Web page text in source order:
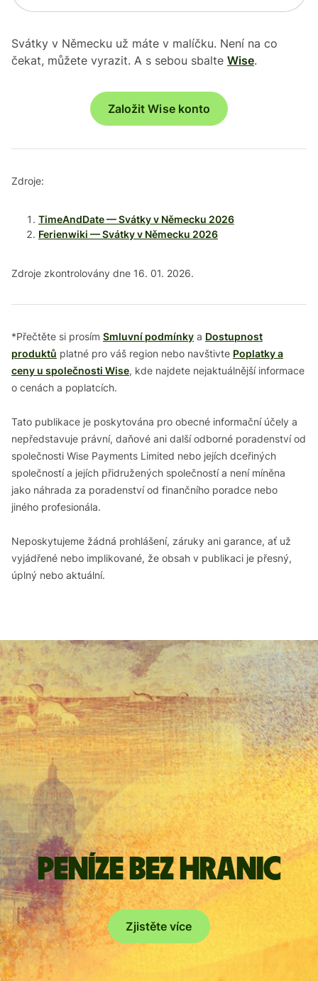
Svátky v Německu už máte v malíčku. Není na co
čekat, můžete vyrazit. A s sebou sbalte Wise.
Založit Wise konto
Zdroje:
TimeAndDate — Svátky v Německu 2026
Ferienwiki — Svátky v Německu 2026
Zdroje zkontrolovány dne 16. 01. 2026.
*Přečtěte si prosím Smluvní podmínky a Dostupnost
produktů platné pro váš region nebo navštivte Poplatky a
ceny u společnosti Wise, kde najdete nejaktuálnější informace
o cenách a poplatcích.
Tato publikace je poskytována pro obecné informační účely a
nepředstavuje právní, daňové ani další odborné poradenství od
společnosti Wise Payments Limited nebo jejích dceřiných
společností a jejích přidružených společností a není míněna
jako náhrada za poradenství od finančního poradce nebo
jiného profesionála.
Neposkytujeme žádná prohlášení, záruky ani garance, ať už
vyjádřené nebo implikované, že obsah v publikaci je přesný,
úplný nebo aktuální.
Peníze bez hranic
Zjistěte více